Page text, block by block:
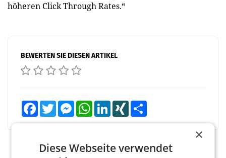
höheren Click Through Rates.“
BEWERTEN SIE DIESEN ARTIKEL
FacebookTwitter MessengerWhatsAppLinkedInXING
×
Diese Webseite verwendet